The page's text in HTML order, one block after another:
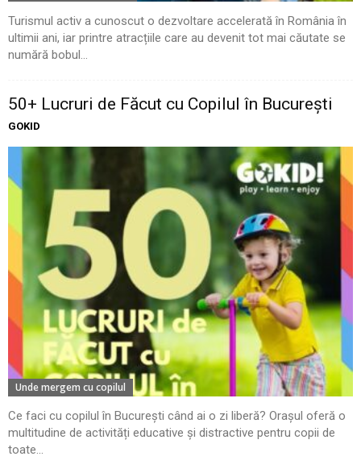
Turismul activ a cunoscut o dezvoltare accelerată în România în
ultimii ani, iar printre atracțiile care au devenit tot mai căutate se
numără bobul...
50+ Lucruri de Făcut cu Copilul în București
GOKID
Unde mergem cu copilul
Ce faci cu copilul în București când ai o zi liberă? Orașul oferă o
multitudine de activități educative și distractive pentru copii de
toate...